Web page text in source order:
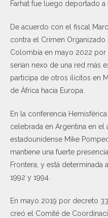
Farhat fue luego deportado a
De acuerdo con el fiscal
contra el Crimen Organizado
Colombia en mayo 2022 por
serían nexo de una red más
participa de otros ilícitos en
de África hacia Europa.
En la conferencia
celebrada en Argentina en el
estadounidense Mike
mantiene una fuerte
Frontera, y está determinada
1992 y 1994.
En mayo 2019 por decreto
creó el Comité de